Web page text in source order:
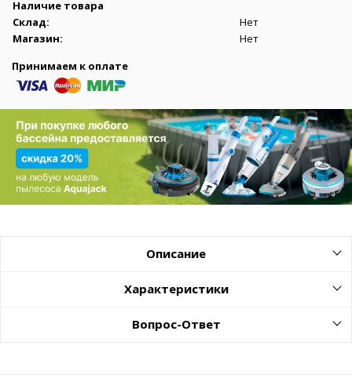
Наличие товара
Склад:
Нет
Магазин:
Нет
Принимаем к оплате
Описание
Характеристики
Вопрос-Ответ